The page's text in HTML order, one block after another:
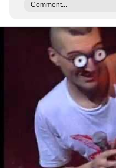
Comment...